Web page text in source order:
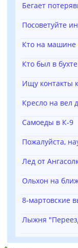
Бегает
Посоветуйте
Кто на машине
Кто был в
Ищу контакты
Кресло на вел
Самоеды в К-9
Пожалуйста,
Лед от
Ольхон на
8-мартовские
Лыжня